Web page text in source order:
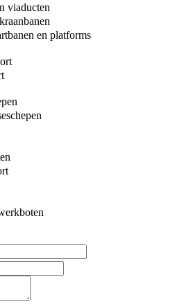
viaducten
en platforms